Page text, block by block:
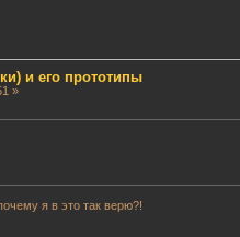
и его прототипы
»
я в это так верю?!